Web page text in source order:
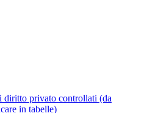
diritto privato controllati (da
in tabelle)